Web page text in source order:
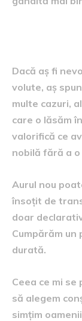
Dacă aș fi
volute, aș
multe cazuri,
care o lăsăm
valorifică ce
nobilă fără a
Aurul nou
însoțit de
doar
Cumpărăm un
durată.
Ceea ce mi
să alegem
simțim